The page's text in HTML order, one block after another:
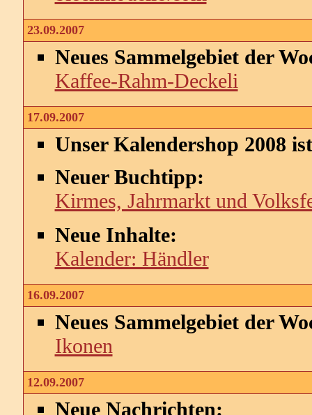
23.09.2007
Neues Sammelgebiet der
Kaffee-Rahm-Deckeli
17.09.2007
Unser Kalendershop 2008
Neuer Buchtipp:
Kirmes, Jahrmarkt und
Neue Inhalte:
Kalender: Händler
16.09.2007
Neues Sammelgebiet der
Ikonen
12.09.2007
Neue Nachrichten: